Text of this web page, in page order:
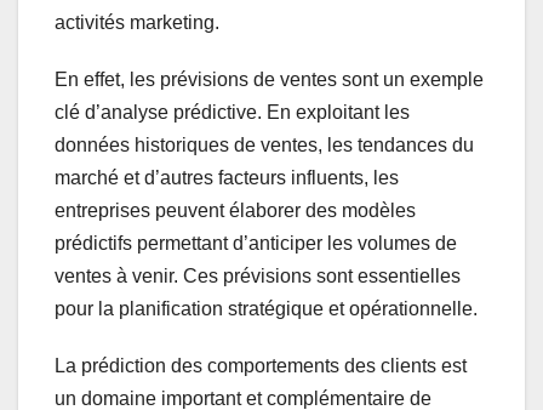
activités marketing.
En effet, les prévisions de ventes sont un exemple
clé d’analyse prédictive. En exploitant les
données historiques de ventes, les tendances du
marché et d’autres facteurs influents, les
entreprises peuvent élaborer des modèles
prédictifs permettant d’anticiper les volumes de
ventes à venir. Ces prévisions sont essentielles
pour la planification stratégique et opérationnelle.
La prédiction des comportements des clients est
un domaine important et complémentaire de